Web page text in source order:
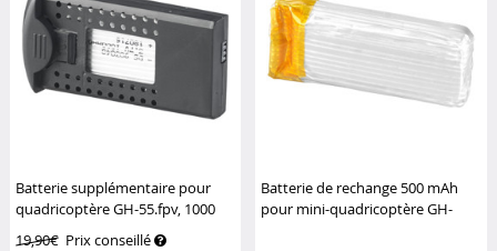
Batterie supplémentaire pour
quadricoptère GH-55.fpv, 1000
19,90€ Prix conseillé
Batterie de rechange 500 mAh
pour mini-quadricoptère GH-